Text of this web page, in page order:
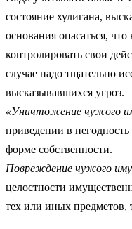
состояние хулигана,
основания опасаться,
контролировать свои
случае надо тщательно
высказывавшихся угроз.
«Уничтожение чужого
приведении в
форме собственности.
Повреждение чужого
целостности
тех или иных предметов,